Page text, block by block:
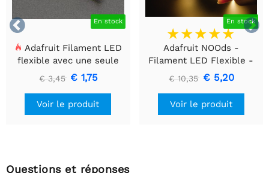

 En stock
Adafruit Filament LED
flexible avec une seule
connexion - 3V 25 mm de
long - Vert
€ 3,45 € 1,75
Voir le produit
En stock
Adafruit NOOds -
Filament LED Flexible -
3V 300mm de long -
€ 10,35 € 5,20
Voir le produit
Questions et réponses